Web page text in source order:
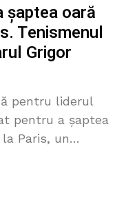
șaptea oară
Tenismenul
Grigor
pentru liderul
pentru a șaptea
Paris, un